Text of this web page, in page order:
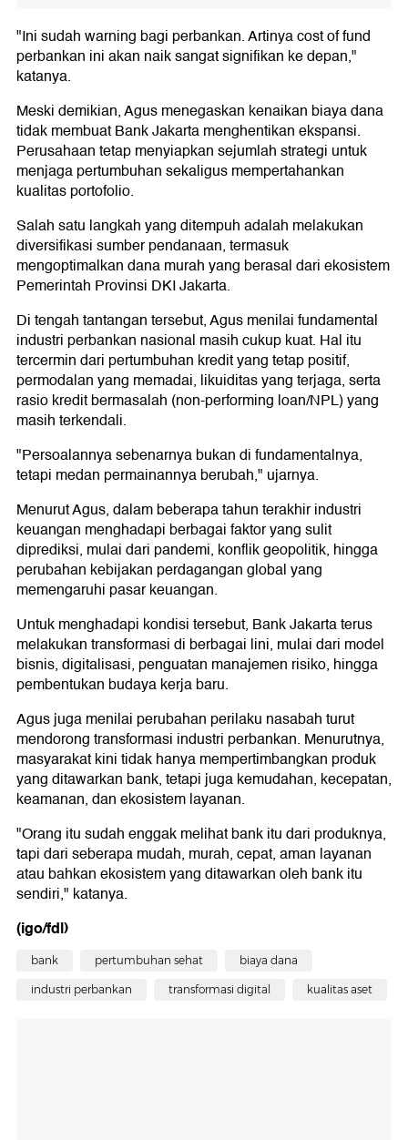
"Ini sudah warning bagi perbankan. Artinya cost of fund
perbankan ini akan naik sangat signifikan ke depan,"
katanya.
Meski demikian, Agus menegaskan kenaikan biaya dana
tidak membuat Bank Jakarta menghentikan ekspansi.
Perusahaan tetap menyiapkan sejumlah strategi untuk
menjaga pertumbuhan sekaligus mempertahankan
kualitas portofolio.
Salah satu langkah yang ditempuh adalah melakukan
diversifikasi sumber pendanaan, termasuk
mengoptimalkan dana murah yang berasal dari ekosistem
Pemerintah Provinsi DKI Jakarta.
Di tengah tantangan tersebut, Agus menilai fundamental
industri perbankan nasional masih cukup kuat. Hal itu
tercermin dari pertumbuhan kredit yang tetap positif,
permodalan yang memadai, likuiditas yang terjaga, serta
rasio kredit bermasalah (non-performing loan/NPL) yang
masih terkendali.
"Persoalannya sebenarnya bukan di fundamentalnya,
tetapi medan permainannya berubah," ujarnya.
Menurut Agus, dalam beberapa tahun terakhir industri
keuangan menghadapi berbagai faktor yang sulit
diprediksi, mulai dari pandemi, konflik geopolitik, hingga
perubahan kebijakan perdagangan global yang
memengaruhi pasar keuangan.
Untuk menghadapi kondisi tersebut, Bank Jakarta terus
melakukan transformasi di berbagai lini, mulai dari model
bisnis, digitalisasi, penguatan manajemen risiko, hingga
pembentukan budaya kerja baru.
Agus juga menilai perubahan perilaku nasabah turut
mendorong transformasi industri perbankan. Menurutnya,
masyarakat kini tidak hanya mempertimbangkan produk
yang ditawarkan bank, tetapi juga kemudahan, kecepatan,
keamanan, dan ekosistem layanan.
"Orang itu sudah enggak melihat bank itu dari produknya,
tapi dari seberapa mudah, murah, cepat, aman layanan
atau bahkan ekosistem yang ditawarkan oleh bank itu
sendiri," katanya.
(igo/fdl)
bank pertumbuhan sehat biaya dana
industri perbankan transformasi digital kualitas aset